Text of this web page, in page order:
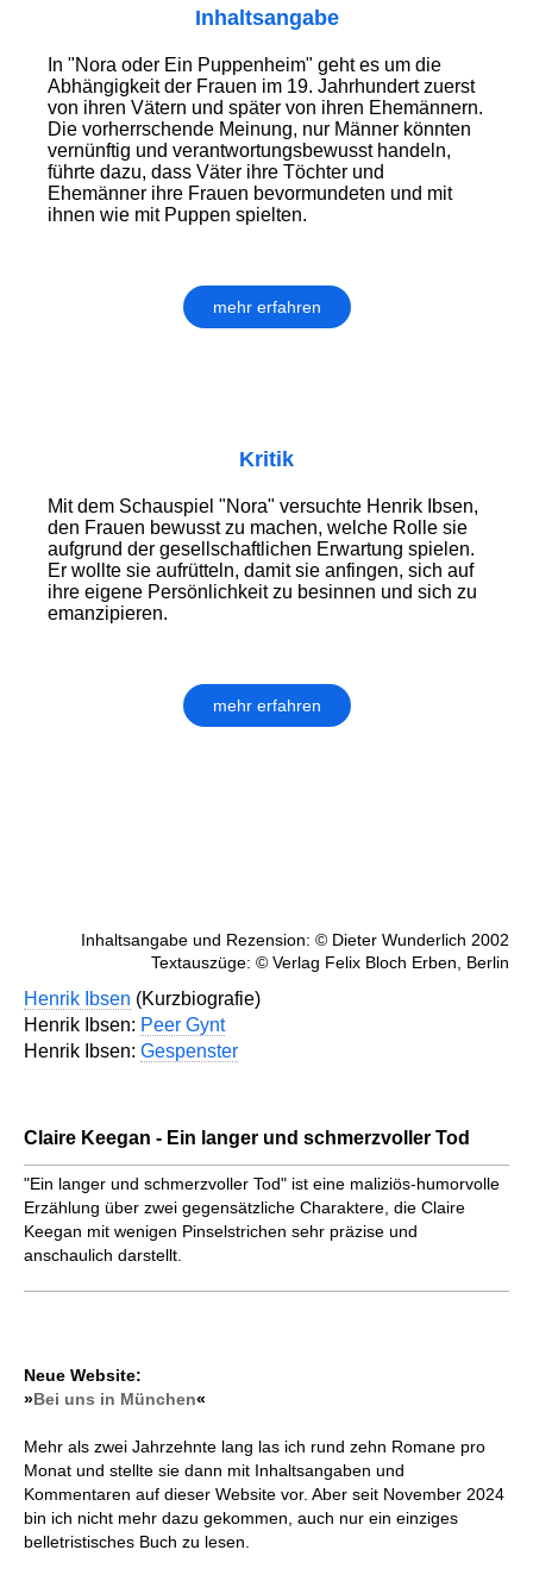
Inhaltsangabe
In "Nora oder Ein Puppenheim" geht es um die
Abhängigkeit der Frauen im 19. Jahrhundert zuerst
von ihren Vätern und später von ihren Ehemännern.
Die vorherrschende Meinung, nur Männer könnten
vernünftig und verantwortungsbewusst handeln,
führte dazu, dass Väter ihre Töchter und
Ehemänner ihre Frauen bevormundeten und mit
ihnen wie mit Puppen spielten.
mehr erfahren
Kritik
Mit dem Schauspiel "Nora" versuchte Henrik Ibsen,
den Frauen bewusst zu machen, welche Rolle sie
aufgrund der gesellschaftlichen Erwartung spielen.
Er wollte sie aufrütteln, damit sie anfingen, sich auf
ihre eigene Persönlichkeit zu besinnen und sich zu
emanzipieren.
mehr erfahren
Inhaltsangabe und Rezension: © Dieter Wunderlich 2002
Textauszüge: © Verlag Felix Bloch Erben, Berlin
Henrik Ibsen (Kurzbiografie)
Henrik Ibsen: Peer Gynt
Henrik Ibsen: Gespenster
Claire Keegan - Ein langer und schmerzvoller Tod
"Ein langer und schmerzvoller Tod" ist eine maliziös-humorvolle
Erzählung über zwei gegensätzliche Charaktere, die Claire
Keegan mit wenigen Pinselstrichen sehr präzise und
anschaulich darstellt.
Neue Website:
»Bei uns in München«
Mehr als zwei Jahrzehnte lang las ich rund zehn Romane pro
Monat und stellte sie dann mit Inhaltsangaben und
Kommentaren auf dieser Website vor. Aber seit November 2024
bin ich nicht mehr dazu gekommen, auch nur ein einziges
belletristisches Buch zu lesen.